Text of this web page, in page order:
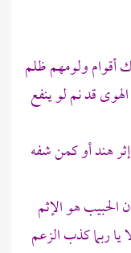
ولومهم ظلم
قد نم لو ينفع
هند أو كمن شفه
الحبيب هو الإثم
ربما كذب الزعم